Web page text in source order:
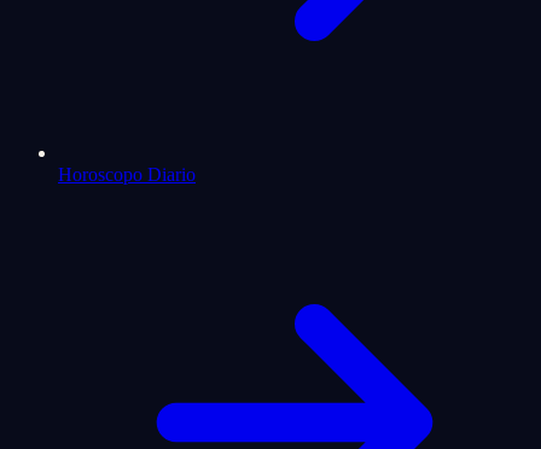
Horoscopo Diario